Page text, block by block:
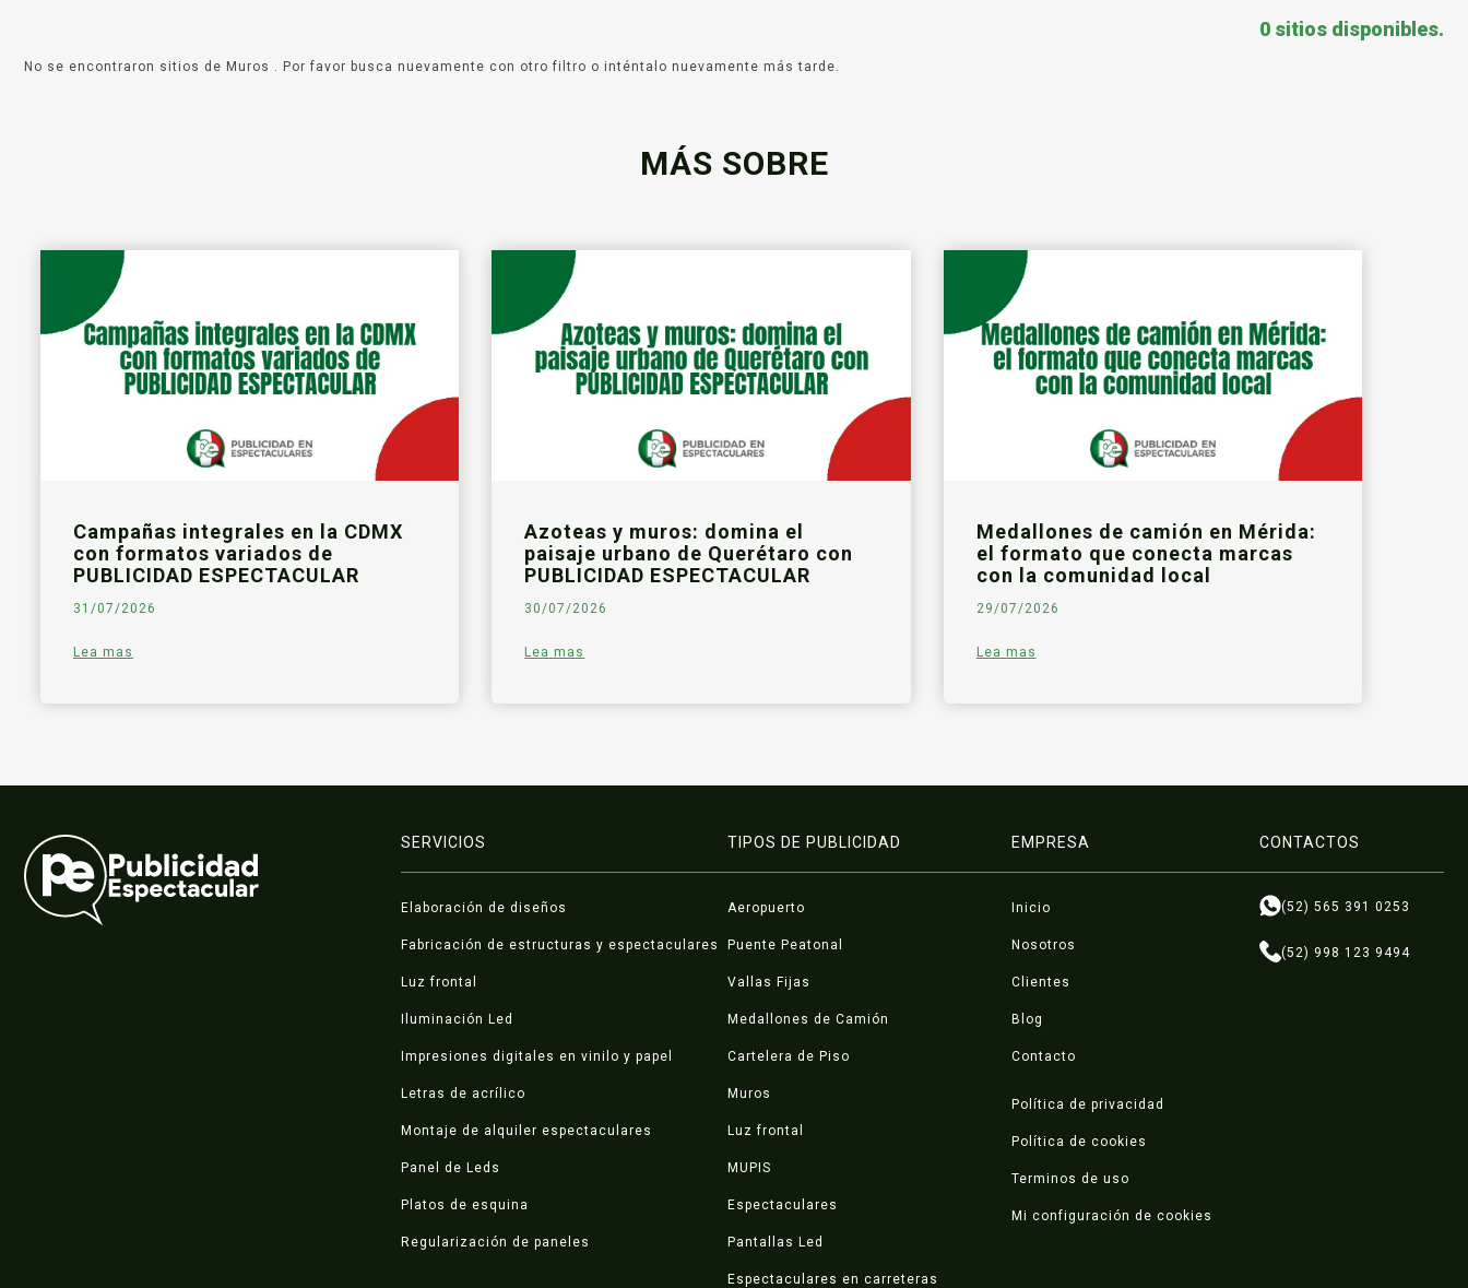
0 sitios disponibles.
No se encontraron sitios de Muros . Por favor busca nuevamente con otro filtro o inténtalo nuevamente más tarde.
MÁS SOBRE
Campañas integrales en la CDMX
con formatos variados de
PUBLICIDAD ESPECTACULAR
31/07/2026
Lea mas
Azoteas y muros: domina el
paisaje urbano de Querétaro con
PUBLICIDAD ESPECTACULAR
30/07/2026
Lea mas
Medallones de camión en Mérida:
el formato que conecta marcas
con la comunidad local
29/07/2026
Lea mas
SERVICIOS
Elaboración de diseños
Fabricación de estructuras y espectaculares
Luz frontal
Iluminación Led
Impresiones digitales en vinilo y papel
Letras de acrílico
Montaje de alquiler espectaculares
Panel de Leds
Platos de esquina
Regularización de paneles
TIPOS DE PUBLICIDAD
Aeropuerto
Puente Peatonal
Vallas Fijas
Medallones de Camión
Cartelera de Piso
Muros
Luz frontal
MUPIS
Espectaculares
Pantallas Led
Espectaculares en carreteras
EMPRESA
Inicio
Nosotros
Clientes
Blog
Contacto
Política de privacidad
Política de cookies
Terminos de uso
Mi configuración de cookies
CONTACTOS
(52) 565 391 0253
(52) 998 123 9494